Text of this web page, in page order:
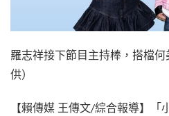
羅志祥接下節目主持棒，搭檔
供）
【賴傳媒 王傳文/綜合報導】